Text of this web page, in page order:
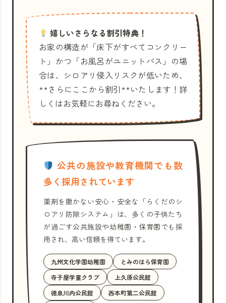
嬉しいさらなる割引特典！
お家の構造が「床下がすべてコンクリー
ト」かつ「お風呂がユニットバス」の場
合は、シロアリ侵入リスクが低いため、
**さらにここから割引**いたします！詳
しくはお気軽にお尋ねください。
公共の施設や教育機関でも数
多く採用されています
薬剤を撒かない安心・安全な「らくだのシ
ロアリ防除システム」は、多くの子供たち
が過ごす公共施設や幼稚園・保育園でも採
用され、高い信頼を得ています。
九州文化学園幼稚園
とみのはら保育園
寺子屋学童クラブ
上久原公民館
徳泉川内公民館
西本町第二公民館